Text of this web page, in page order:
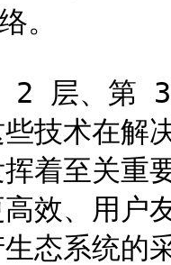
。
层、第 3
技术在解
着至关重
效​​、用户
态系统的